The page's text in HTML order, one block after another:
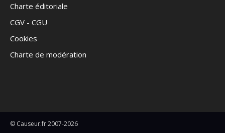
Charte éditoriale
CGV - CGU
Cookies
Charte de modération
© Causeur.fr 2007-2026